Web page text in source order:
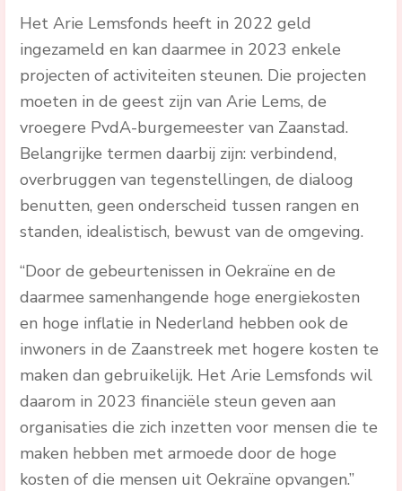
Het Arie Lemsfonds heeft in 2022 geld
ingezameld en kan daarmee in 2023 enkele
projecten of activiteiten steunen. Die projecten
moeten in de geest zijn van Arie Lems, de
vroegere PvdA-burgemeester van Zaanstad.
Belangrijke termen daarbij zijn: verbindend,
overbruggen van tegenstellingen, de dialoog
benutten, geen onderscheid tussen rangen en
standen, idealistisch, bewust van de omgeving.
“Door de gebeurtenissen in Oekraïne en de
daarmee samenhangende hoge energiekosten
en hoge inflatie in Nederland hebben ook de
inwoners in de Zaanstreek met hogere kosten te
maken dan gebruikelijk. Het Arie Lemsfonds wil
daarom in 2023 financiële steun geven aan
organisaties die zich inzetten voor mensen die te
maken hebben met armoede door de hoge
kosten of die mensen uit Oekraïne opvangen.”